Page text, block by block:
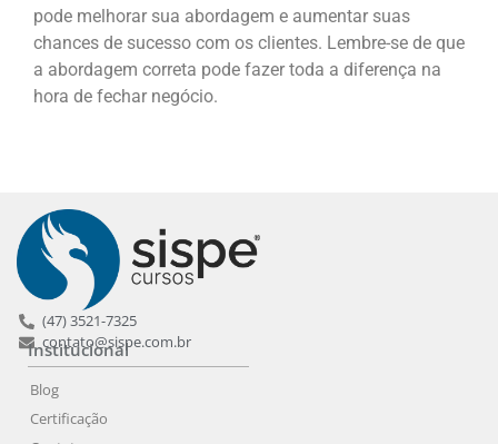
pode melhorar sua abordagem e aumentar suas
chances de sucesso com os clientes. Lembre-se de que
a abordagem correta pode fazer toda a diferença na
hora de fechar negócio.
(47) 3521-7325
contato@sispe.com.br
Institucional
Blog
Certificação